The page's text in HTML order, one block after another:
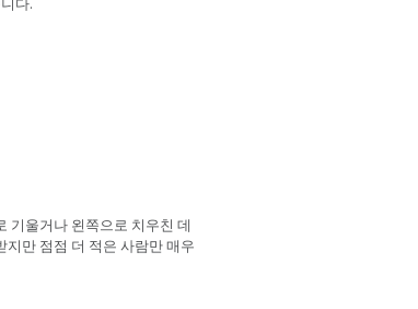
기울거나 왼쪽으로 치우친 데
만 점점 더 적은 사람만 매우